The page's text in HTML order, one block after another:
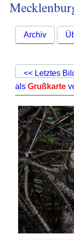
Archiv
<< Letztes
alsGrußkarte